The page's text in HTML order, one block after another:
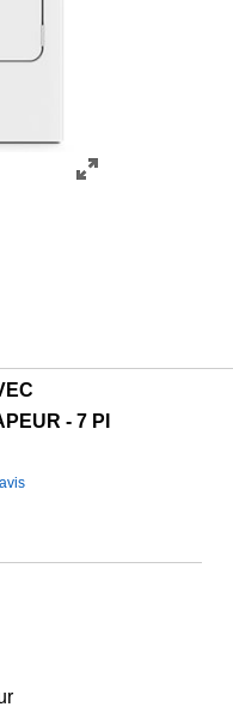
- 7 PI